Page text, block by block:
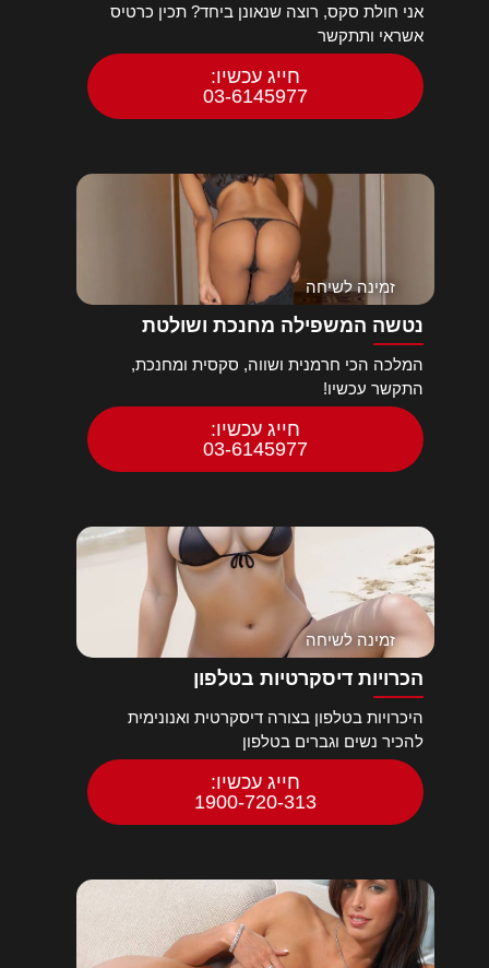
אני חולת סקס, רוצה שנאונן ביחד? תכין כרטיס
אשראי ותתקשר
חייג עכשיו:
03-6145977
זמינה לשיחה
נטשה המשפילה מחנכת ושולטת
המלכה הכי חרמנית ושווה, סקסית ומחנכת,
התקשר עכשיו!
חייג עכשיו:
03-6145977
זמינה לשיחה
הכרויות דיסקרטיות בטלפון
היכרויות בטלפון בצורה דיסקרטית ואנונימית
להכיר נשים וגברים בטלפון
חייג עכשיו:
1900-720-313